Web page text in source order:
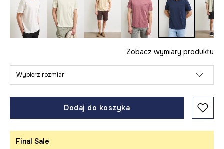
Zobacz wymiary produktu
Wybierz rozmiar
Dodaj do koszyka
Final Sale